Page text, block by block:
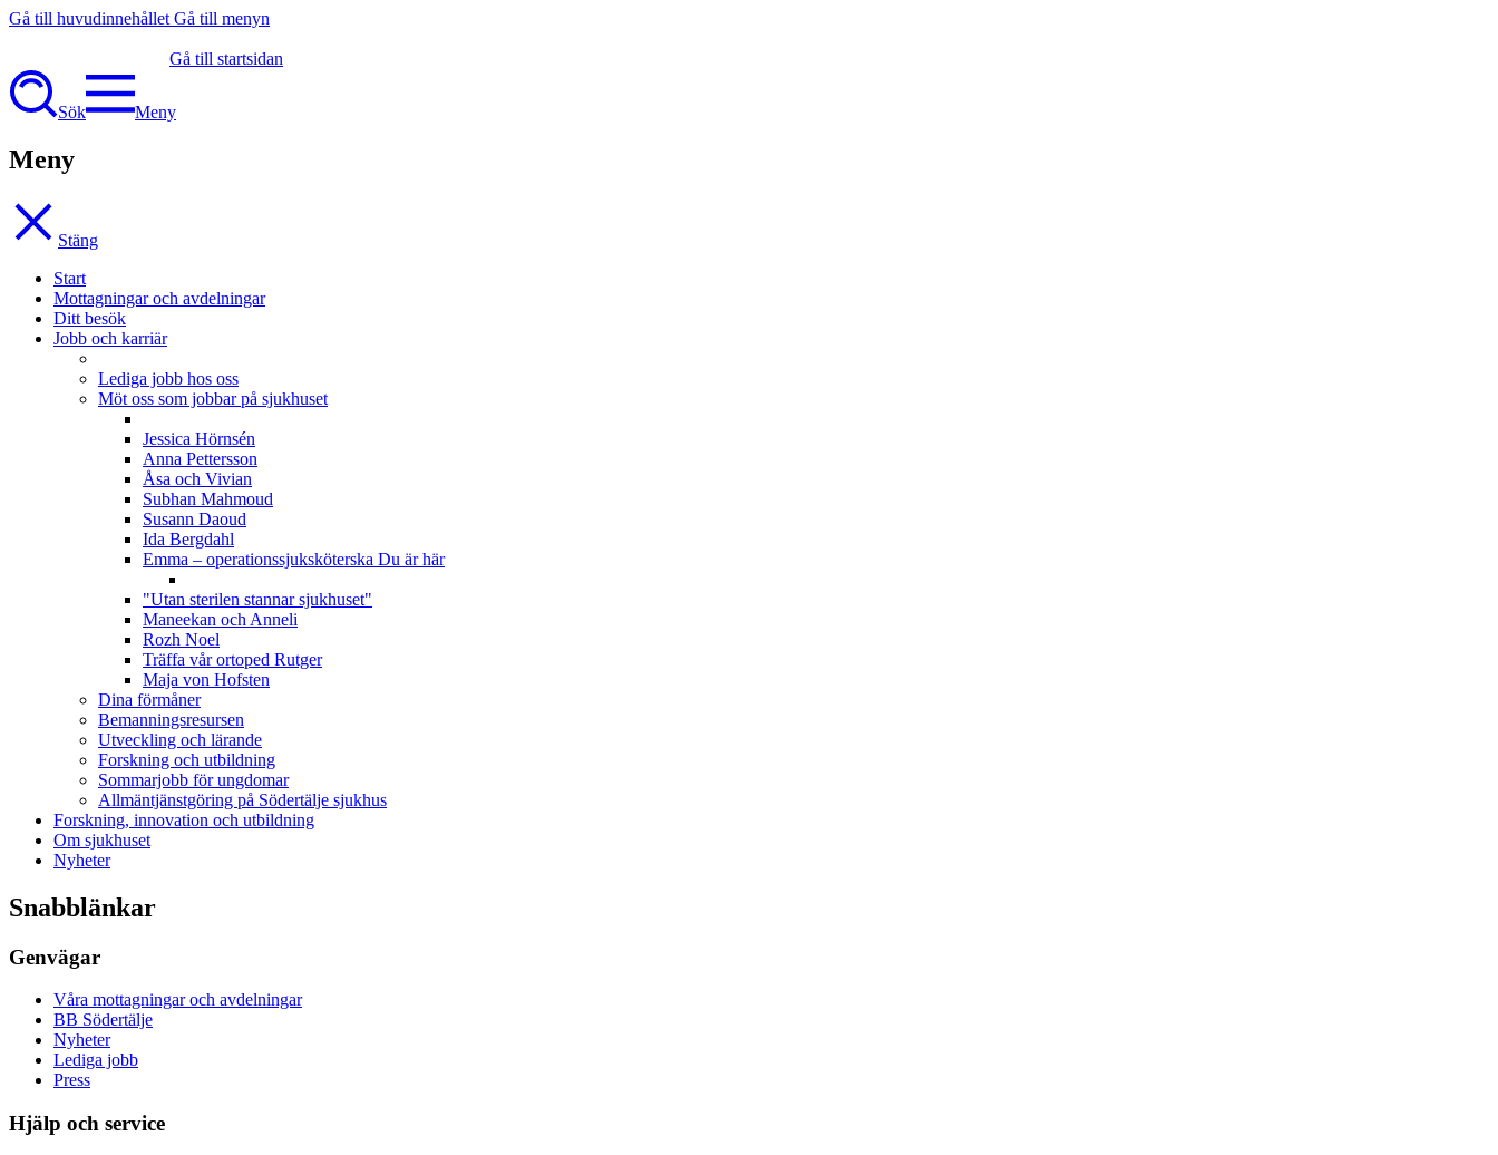
Gå till huvudinnehållet Gå till menyn
Gå till startsidan
Sök Meny
Meny
Stäng
Start
Mottagningar och avdelningar
Ditt besök
Jobb och karriär
Lediga jobb hos oss
Möt oss som jobbar på sjukhuset
Jessica Hörnsén
Anna Pettersson
Åsa och Vivian
Subhan Mahmoud
Susann Daoud
Ida Bergdahl
Emma – operationssjuksköterska Du är här
"Utan sterilen stannar sjukhuset"
Maneekan och Anneli
Rozh Noel
Träffa vår ortoped Rutger
Maja von Hofsten
Dina förmåner
Bemanningsresursen
Utveckling och lärande
Forskning och utbildning
Sommarjobb för ungdomar
Allmäntjänstgöring på Södertälje sjukhus
Forskning, innovation och utbildning
Om sjukhuset
Nyheter
Snabblänkar
Genvägar
Våra mottagningar och avdelningar
BB Södertälje
Nyheter
Lediga jobb
Press
Hjälp och service